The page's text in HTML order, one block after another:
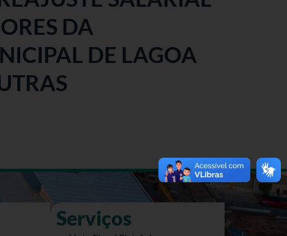
DA
DE LAGOA
Serviços